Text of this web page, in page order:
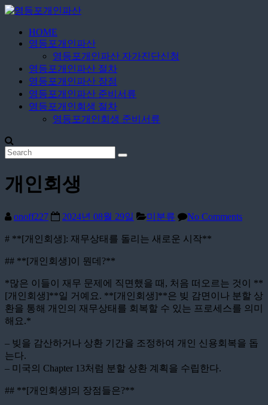
Skip
content
무
상
담
청
HOME
영등포개인파산
영등포개인파산 자가진단신청
영등포개인파산 절차
영등포개인파산 장점
영등포개인파산 준비서류
영등포개인회생 절차
영등포개인회생 준비서류
개인회생
onoff227 2024년 08월 29일 미분류 No Comments
# **[개인회생]: 재무상태를 돌리는 새로운 시작**
## **[개인회생]이 뭔데?**
*많은 이들이 재무 문제에 직면했을 때, 처음 떠오르는 것이 **
[개인회생]**일 거예요. **[개인회생]**은 빚 감면이나 분할 상
환을 통해 개인의 재무상태를 회복할 수 있는 프로세스를 의미
해요.*
– 빚을 감산하거나 상환 기간을 조정하여 개인 신용회복을 돕
는다.
– 미국의 Chapter 13처럼 분할 상환 계획을 수립한다.
## **[개인회생]의 장점들은?**